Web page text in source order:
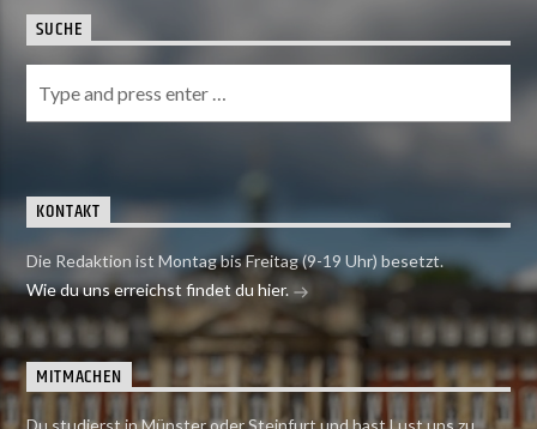
SUCHE
KONTAKT
Die Redaktion ist Montag bis Freitag (9-19 Uhr) besetzt.
Wie du uns erreichst findet du hier.
MITMACHEN